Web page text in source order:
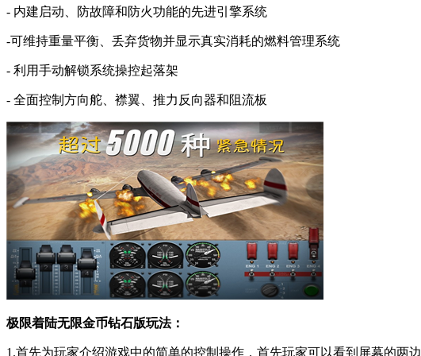
- 内建启动、防故障和防火功能的先进引擎系统
-可维持重量平衡、丢弃货物并显示真实消耗的燃料管理系统
- 利用手动解锁系统操控起落架
- 全面控制方向舵、襟翼、推力反向器和阻流板
极限着陆无限金币钻石版玩法：
1.首先为玩家介绍游戏中的简单的控制操作，首先玩家可以看到屏幕的两